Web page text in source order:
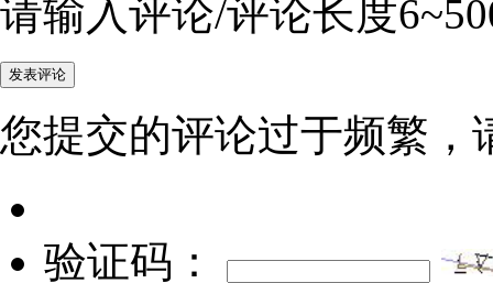
请输入评论/评论长度
您提交的评论过于频繁，
验证码：